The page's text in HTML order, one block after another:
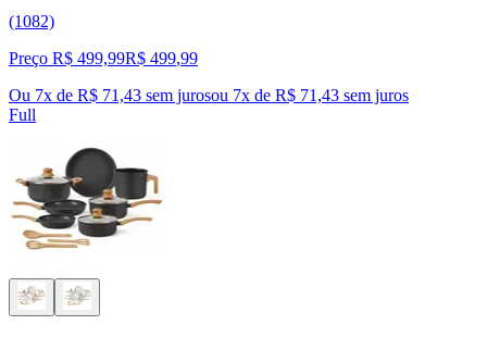
(1082)
Preço R$ 499,99R$ 499,99
Ou 7x de R$ 71,43 sem jurosou 7x de R$ 71,43 sem juros
Full